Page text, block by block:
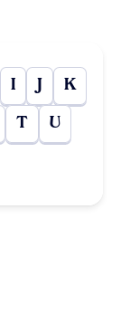
I J K
T U